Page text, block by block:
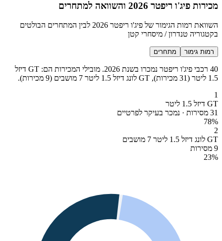
מכירות פיג'ו ריפטר 2026 והשוואה למתחרים
השוואת רמות הגימור של פיג'ו ריפטר 2026 לבין המתחרים הבולטים
בקטגוריה טנדרון / מיסחרי קטן
רמות גימור מתחרים
40 רכבי פיג'ו ריפטר נמכרו בשנת 2026. מובילי המכירות הם: GT דיזל
1.5 ליטר (31 מכירות), GT לונג דיזל 1.5 ליטר 7 מושבים (9 מכירות).
1
GT דיזל 1.5 ליטר
31 מסירות · נמכר בעיקר לפרטיים
78%
2
GT לונג דיזל 1.5 ליטר 7 מושבים
9 מסירות
23%